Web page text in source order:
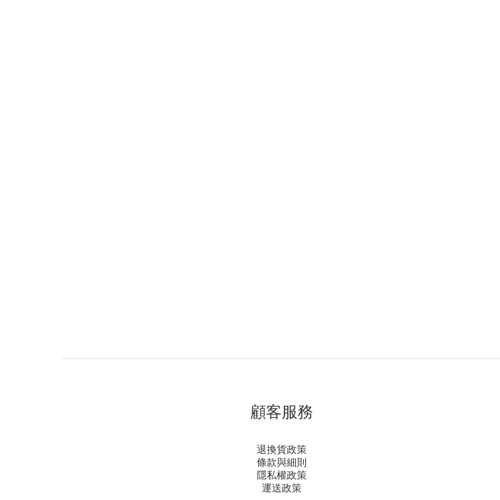
顧客服務
退換貨政策
條款與細則
隱私權政策
運送政策